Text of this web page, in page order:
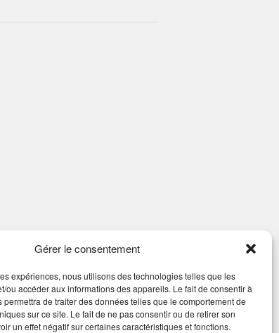
Gérer le consentement
expériences, nous utilisons des technologies telles que les
ou accéder aux informations des appareils. Le fait de consentir à
de traiter des données telles que le comportement de
sur ce site. Le fait de ne pas consentir ou de retirer son
un effet négatif sur certaines caractéristiques et fonctions.